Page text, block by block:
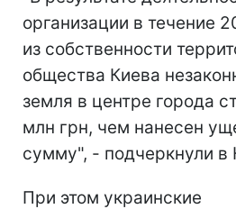
организации в течение
из собственности
общества Киева
земля в центре города
млн грн, чем нанесен
сумму", - подчеркнули в
При этом украинские